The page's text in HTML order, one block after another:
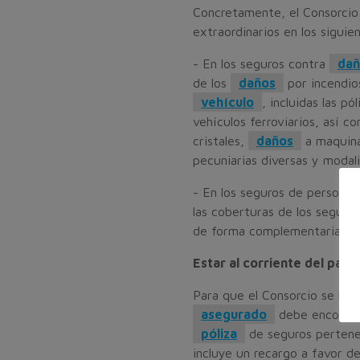
Concretamente, el
extraordinarios en los
- En los seguros contra
de los
daños por
vehículo
, incluidas las
vehículos ferroviarios, así
cristales,
daños
a
pecuniarias diversas y
- En los seguros de
las coberturas de los
de forma complementaria a
Estar al corriente del pago
Para que el Consorcio se
asegurado
debe
póliza
de seguros
incluye un recargo a favor